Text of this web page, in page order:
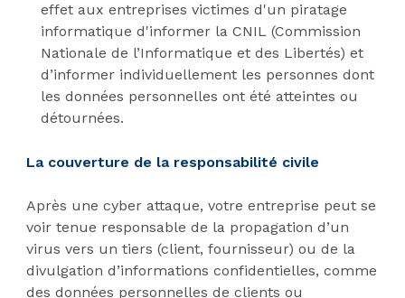
effet aux entreprises victimes d'un piratage
informatique d'informer la CNIL (Commission
Nationale de l’Informatique et des Libertés) et
d’informer individuellement les personnes dont
les données personnelles ont été atteintes ou
détournées.
La couverture de la responsabilité civile
Après une cyber attaque, votre entreprise peut se
voir tenue responsable de la propagation d’un
virus vers un tiers (client, fournisseur) ou de la
divulgation d’informations confidentielles, comme
des données personnelles de clients ou